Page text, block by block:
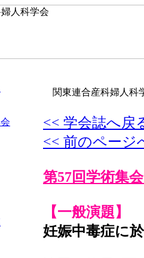
関東連合産科婦人科
<< 学会誌へ戻
<< 前のページ
第57回学術集会
【一般演題】
妊娠中毒症に